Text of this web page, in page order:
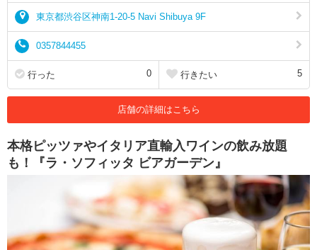
東京都渋谷区神南1-20-5 Navi Shibuya 9F
0357844455
行った 0 行きたい 5
店舗の詳細はこちら
本格ピッツァやイタリア直輸入ワインの飲み放題
も！『ラ・ソフィッタ ビアガーデン』